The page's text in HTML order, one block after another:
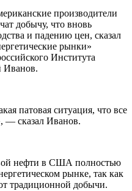
производители
добычу, что вновь
и падению цен, сказал
рынки»
Института
Иванов.
патовая ситуация, что все
— сказал Иванов.
нефти в США полностью
рынке, так как
традиционной добычи.